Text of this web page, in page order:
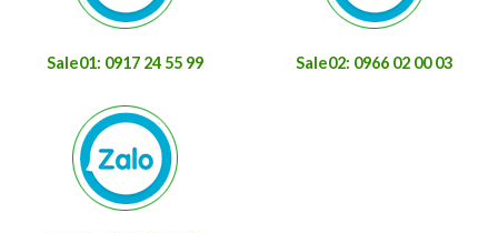
Sale01: 0917 24 55 99 Sale02: 0966 02 00 03